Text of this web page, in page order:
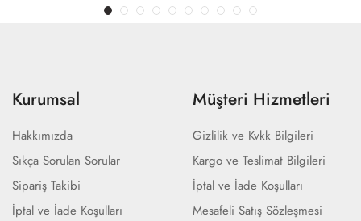
Kurumsal
Hakkımızda
Sıkça Sorulan Sorular
Sipariş Takibi
İptal ve İade Koşulları
Müşteri Hizmetleri
Gizlilik ve Kvkk Bilgileri
Kargo ve Teslimat Bilgileri
İptal ve İade Koşulları
Mesafeli Satış Sözleşmesi